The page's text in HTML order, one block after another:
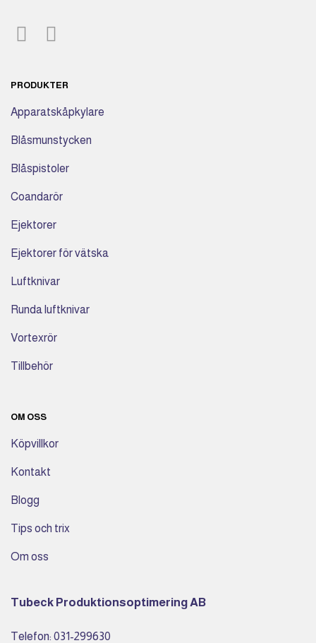
PRODUKTER
Apparatskåpkylare
Blåsmunstycken
Blåspistoler
Coandarör
Ejektorer
Ejektorer för vätska
Luftknivar
Runda luftknivar
Vortexrör
Tillbehör
OM OSS
Köpvillkor
Kontakt
Blogg
Tips och trix
Om oss
Tubeck Produktionsoptimering AB
Telefon: 031-299630